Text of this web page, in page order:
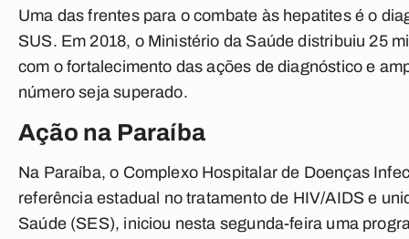
Uma das frentes para o combate às hepatites é o
SUS. Em 2018, o Ministério da Saúde distribuiu 25
com o fortalecimento das ações de diagnóstico e
número seja superado.
Ação na Paraíba
Na Paraíba, o Complexo Hospitalar de Doenças
referência estadual no tratamento de HIV/AIDS e
Saúde (SES), iniciou nesta segunda-feira uma